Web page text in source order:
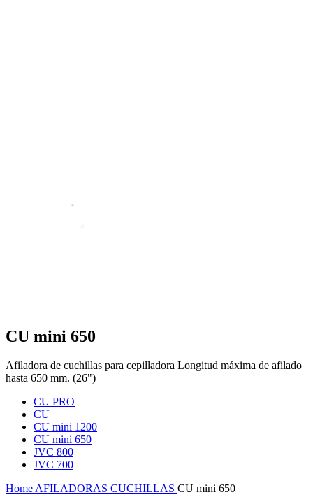
CU mini 650
Afiladora de cuchillas para cepilladora Longitud máxima de afilado
hasta 650 mm. (26")
CU PRO
CU
CU mini 1200
CU mini 650
JVC 800
JVC 700
HomeAFILADORAS CUCHILLAS CU mini 650